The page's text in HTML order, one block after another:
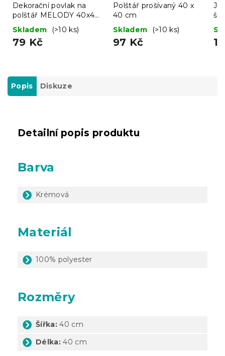
Dekorační povlak na
polštář MELODY 40x40
cm, bílý
Skladem (>10 ks)
79 Kč
Polštář prošívaný 40 x
40 cm
Skladem
(>10 ks)
97 Kč
Popis Diskuze
Detailní popis produktu
Barva
Krémová
Materiál
100% polyester
Rozměry
Šířka: 40 cm
Délka: 40 cm